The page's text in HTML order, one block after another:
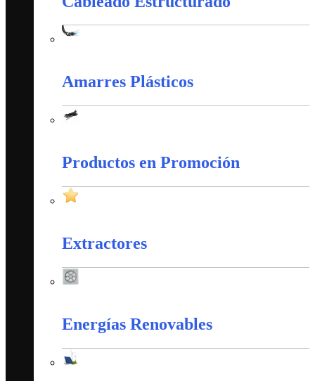
Amarres Plásticos
Productos en Promoción
Extractores
Energías Renovables